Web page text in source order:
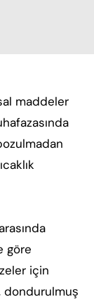
maddeler
göre
için
dondurulmuş